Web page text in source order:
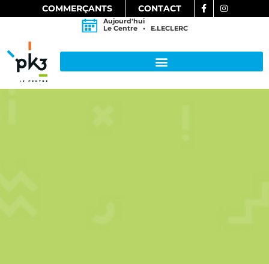
Aujourd'hui
Le Centre • E.LECLERC
COMMERÇANTS CONTACT